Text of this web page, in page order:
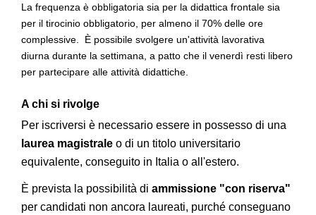
La frequenza è obbligatoria sia per la didattica frontale sia
per il tirocinio obbligatorio, per almeno il 70% delle ore
complessive. È possibile svolgere un'attività lavorativa
diurna durante la settimana, a patto che il venerdì resti libero
per partecipare alle attività didattiche.
A chi si rivolge
Per iscriversi è necessario essere in possesso di una
laurea magistrale o di un titolo universitario
equivalente, conseguito in Italia o all'estero.
È prevista la possibilità di ammissione "con riserva"
per candidati non ancora laureati, purché conseguano